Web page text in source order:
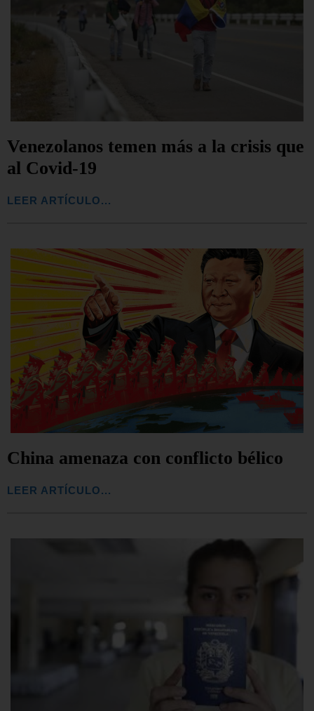
Venezolanos temen más a la crisis que
al Covid-19
LEER ARTÍCULO...
China amenaza con conflicto bélico
LEER ARTÍCULO...